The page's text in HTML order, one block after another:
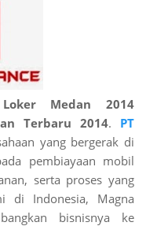
Loker Medan 2014
Terbaru 2014. PT
yang bergerak di
pembiayaan mobil
serta proses yang
di Indonesia, Magna
bisnisnya ke